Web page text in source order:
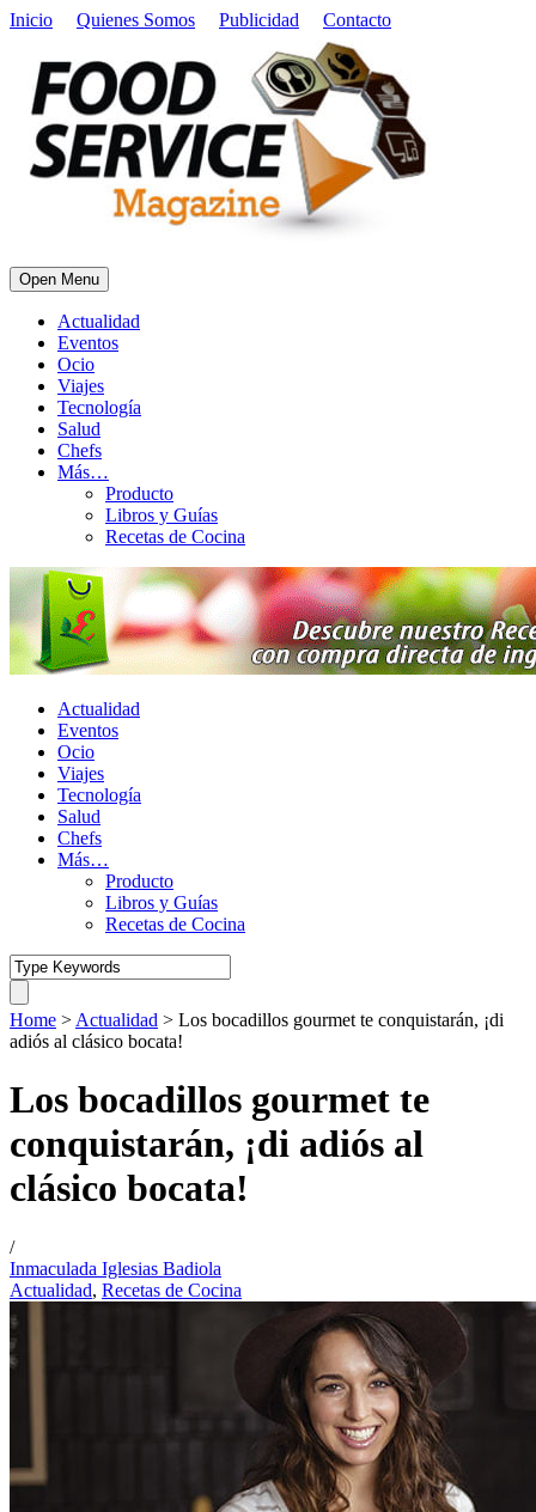
Inicio Quienes Somos Publicidad Contacto
Open Menu
Actualidad
Eventos
Ocio
Viajes
Tecnología
Salud
Chefs
Más…
Producto
Libros y Guías
Recetas de Cocina
Actualidad
Eventos
Ocio
Viajes
Tecnología
Salud
Chefs
Más…
Producto
Libros y Guías
Recetas de Cocina
Home > Actualidad > Los bocadillos gourmet te conquistarán, ¡di
adiós al clásico bocata!
Los bocadillos gourmet te
conquistarán, ¡di adiós al
clásico bocata!
/
Inmaculada Iglesias Badiola
Actualidad, Recetas de Cocina